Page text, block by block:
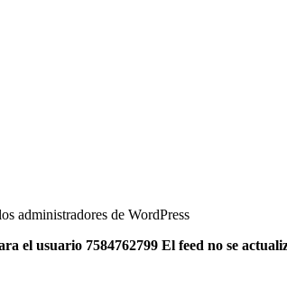
administradores de WordPress
el usuario 7584762799 El feed no se